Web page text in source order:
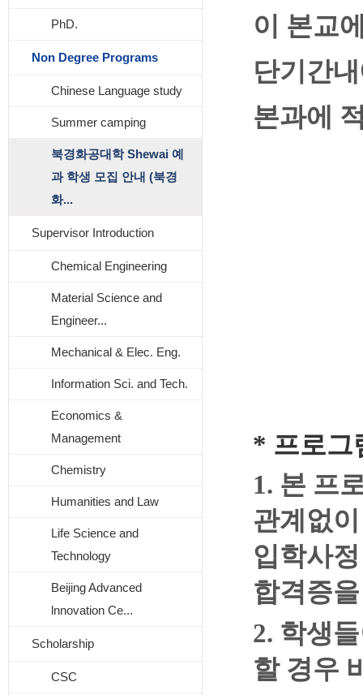
PhD.
Non Degree Programs
Chinese Language study
Summer camping
북경화공대학 Shewai 예
과 학생 모집 안내 (북경
화...
Supervisor Introduction
Chemical Engineering
Material Science and
Engineer...
Mechanical & Elec. Eng.
Information Sci. and Tech.
Economics &
Management
Chemistry
Humanities and Law
Life Science and
Technology
Beijing Advanced
lnnovation Ce...
Scholarship
CSC
이 본교
단기간
본과에
* 프로그
1. 본 프
관계없
입학사
합격증
2. 학생
할 경우